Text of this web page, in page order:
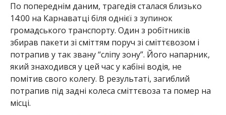
По попереднім даним, трагедія сталася близько
14:00 на Карнаватці біля однієї з зупинок
громадського транспорту. Один з робітників
збирав пакети зі сміттям поруч зі сміттєвозом і
потрапив у так звану “сліпу зону”. Його напарник,
який знаходився у цей час у кабіні водія, не
помітив свого колегу. В результаті, загиблий
потрапив під задні колеса сміттєвоза та помер на
місці.